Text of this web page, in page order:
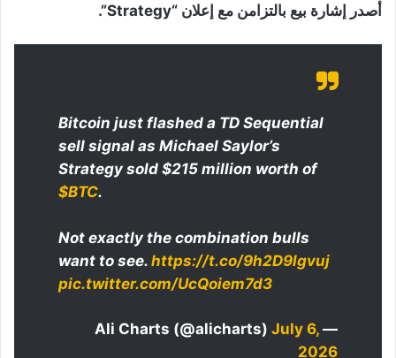
أصدر إشارة بيع بالتزامن مع إعلان “Strategy”.
Bitcoin just flashed a TD Sequential
sell signal as Michael Saylor’s
Strategy sold $215 million worth of
$BTC.
Not exactly the combination bulls
want to see. https://t.co/9h2D9lgvuj
pic.twitter.com/UcQoiem7d3
— Ali Charts (@alicharts)
July 6,
2026